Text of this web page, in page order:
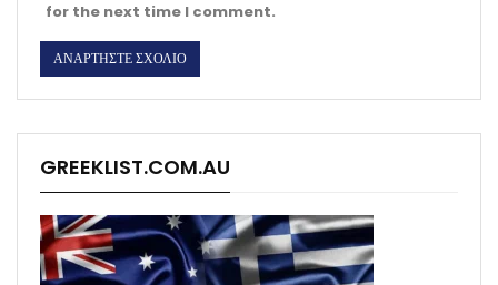
for the next time I comment.
GREEKLIST.COM.AU